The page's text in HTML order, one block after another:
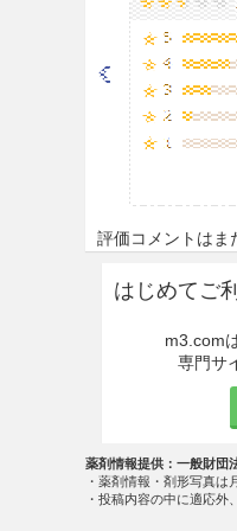
評価コメントはま
はじめてご
m3.com
専門サ
薬剤情報提供：一般財団
・薬剤情報・剤形写真は
・投稿内容の中に適応外